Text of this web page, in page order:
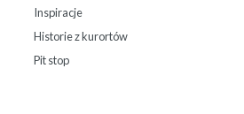
Inspiracje
Historie z kurortów
Pit stop